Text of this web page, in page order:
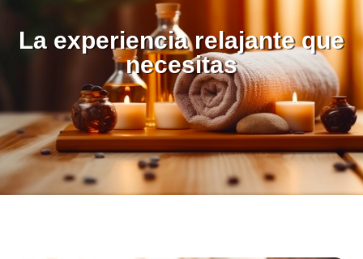
La experiencia relajante que
necesitas